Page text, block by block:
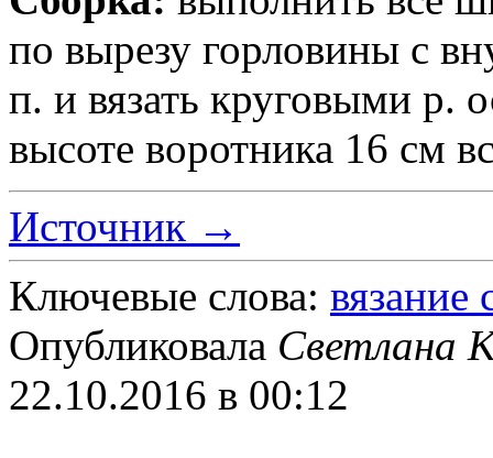
по вырезу горловины с
п. и вязать круговыми р.
высоте воротника 16 см
Источник →
Ключевые слова: вязание
Опубликовала Светлана
22.10.2016 в 00:12